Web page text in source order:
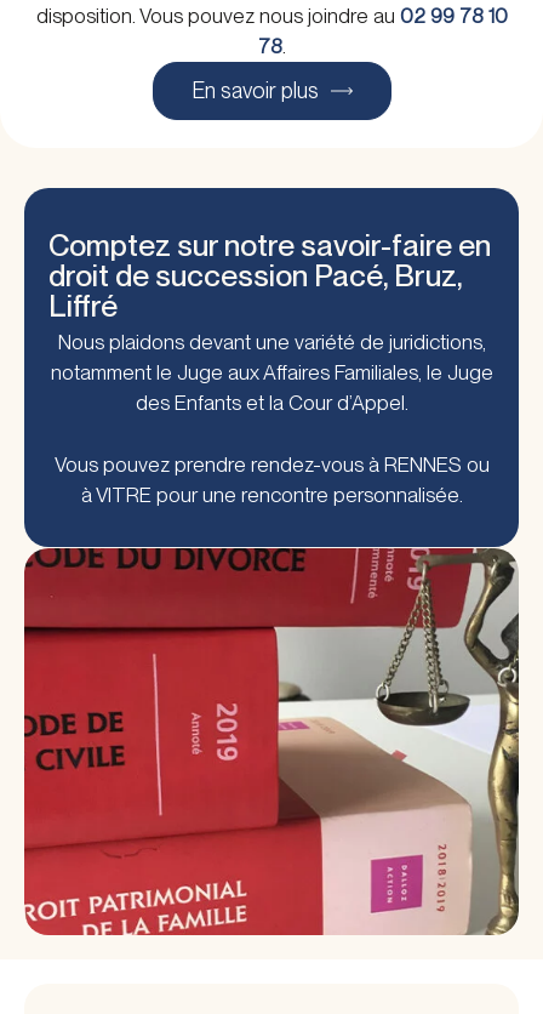
disposition. Vous pouvez nous joindre au 02 99 78 10
78.
En savoir plus
Comptez sur notre savoir-faire en
droit de succession Pacé, Bruz,
Liffré
Nous plaidons devant une variété de juridictions,
notamment le Juge aux Affaires Familiales, le Juge
des Enfants et la Cour d’Appel.
Vous pouvez prendre rendez-vous à RENNES ou
à VITRE pour une rencontre personnalisée.